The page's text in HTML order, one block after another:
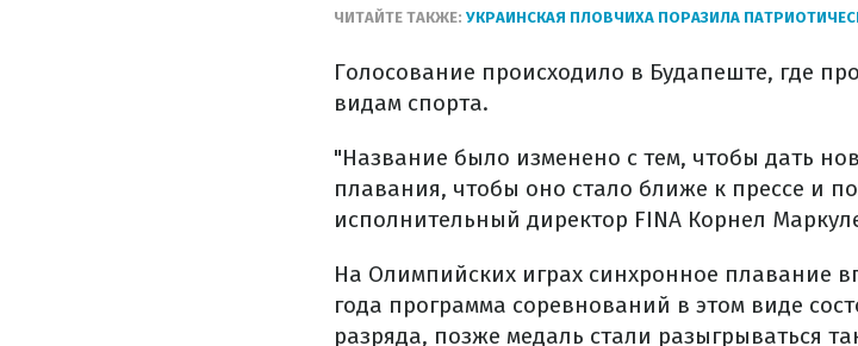
ЧИТАЙТЕ ТАКЖЕ: УКРАИНСКАЯ ПЛОВЧИХА ПОРАЗИЛА
Голосование происходило в Будапеште, где
видам спорта.
"Название было изменено с тем, чтобы дать
плавания, чтобы оно стало ближе к прессе и
исполнительный директор FINA Корнел
На Олимпийских играх синхронное плавание
года программа соревнований в этом виде
разряда, позже медаль стали разыгрываться